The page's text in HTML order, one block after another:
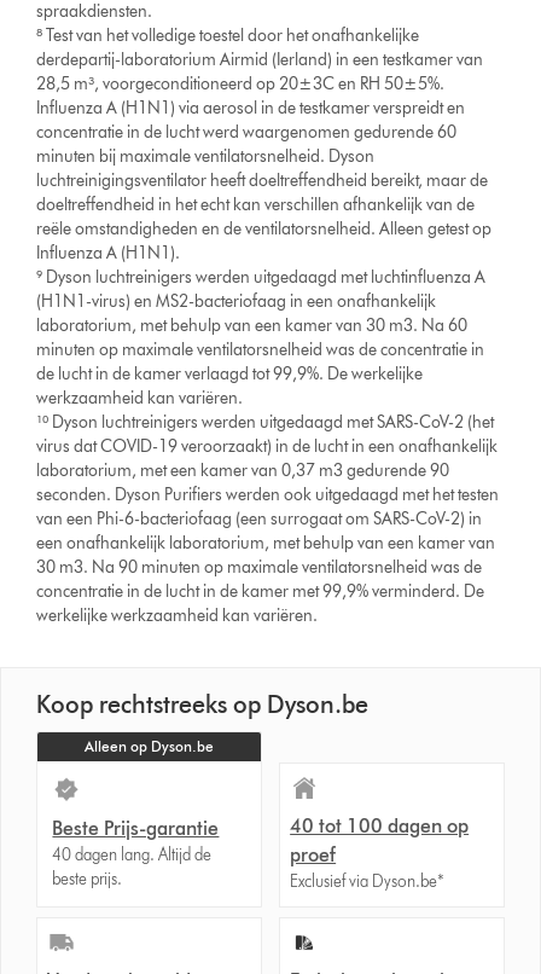
spraakdiensten.
⁸ Test van het volledige toestel door het onafhankelijke
derdepartij-laboratorium Airmid (Ierland) in een testkamer van
28,5 m³, voorgeconditioneerd op 20±3C en RH 50±5%.
Influenza A (H1N1) via aerosol in de testkamer verspreidt en
concentratie in de lucht werd waargenomen gedurende 60
minuten bij maximale ventilatorsnelheid. Dyson
luchtreinigingsventilator heeft doeltreffendheid bereikt, maar de
doeltreffendheid in het echt kan verschillen afhankelijk van de
reële omstandigheden en de ventilatorsnelheid. Alleen getest op
Influenza A (H1N1).
⁹ Dyson luchtreinigers werden uitgedaagd met luchtinfluenza A
(H1N1-virus) en MS2-bacteriofaag in een onafhankelijk
laboratorium, met behulp van een kamer van 30 m3. Na 60
minuten op maximale ventilatorsnelheid was de concentratie in
de lucht in de kamer verlaagd tot 99,9%. De werkelijke
werkzaamheid kan variëren.
¹⁰ Dyson luchtreinigers werden uitgedaagd met SARS-CoV-2 (het
virus dat COVID-19 veroorzaakt) in de lucht in een onafhankelijk
laboratorium, met een kamer van 0,37 m3 gedurende 90
seconden. Dyson Purifiers werden ook uitgedaagd met het testen
van een Phi-6-bacteriofaag (een surrogaat om SARS-CoV-2) in
een onafhankelijk laboratorium, met behulp van een kamer van
30 m3. Na 90 minuten op maximale ventilatorsnelheid was de
concentratie in de lucht in de kamer met 99,9% verminderd. De
werkelijke werkzaamheid kan variëren.
Koop rechtstreeks op Dyson.be
Alleen op Dyson.be
Beste Prijs-garantie
40 dagen lang. Altijd de
beste prijs.
40 tot 100 dagen op
proef
Exclusief via Dyson.be*